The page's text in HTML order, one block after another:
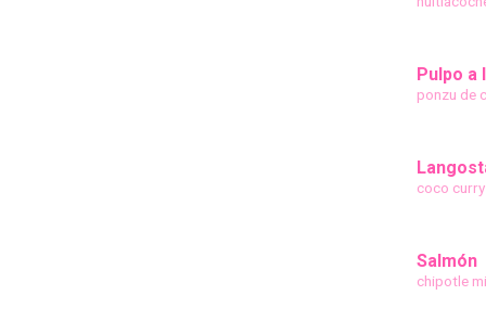
Pulpo a
ponzu de
coco
Salmón
chipotle